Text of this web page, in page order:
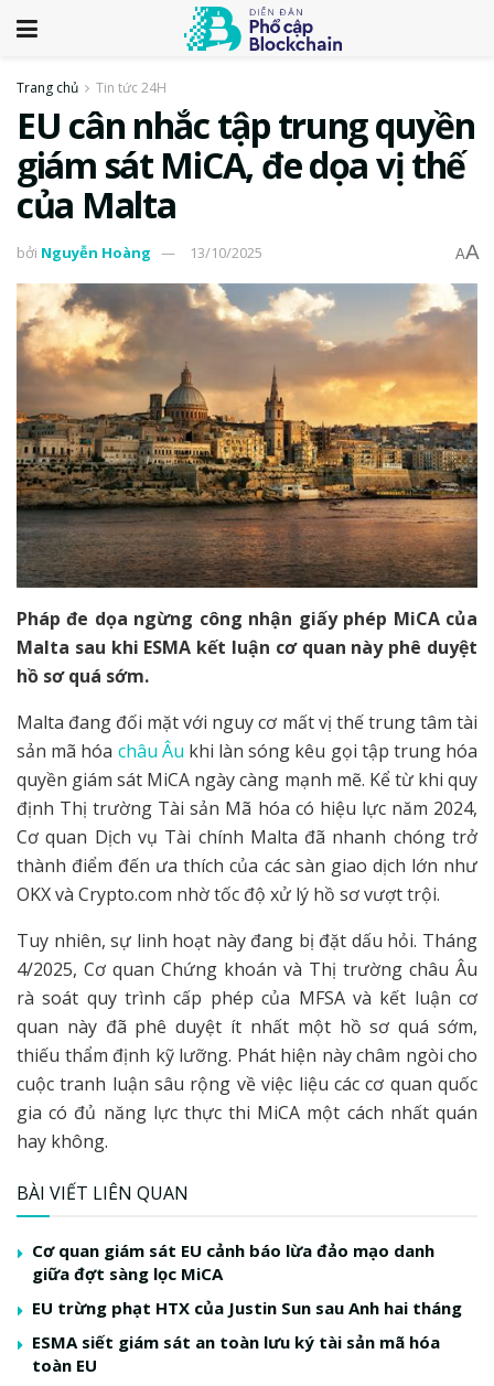
Trang chủ Tin tức 24H
EU cân nhắc tập trung quyền
giám sát MiCA, đe dọa vị thế
của Malta
bởi Nguyễn Hoàng 13/10/2025 AA
Pháp đe dọa ngừng công nhận giấy phép MiCA của
Malta sau khi ESMA kết luận cơ quan này phê duyệt
hồ sơ quá sớm.
Malta đang đối mặt với nguy cơ mất vị thế trung tâm tài
sản mã hóa châu Âu khi làn sóng kêu gọi tập trung hóa
quyền giám sát MiCA ngày càng mạnh mẽ. Kể từ khi quy
định Thị trường Tài sản Mã hóa có hiệu lực năm 2024,
Cơ quan Dịch vụ Tài chính Malta đã nhanh chóng trở
thành điểm đến ưa thích của các sàn giao dịch lớn như
OKX và Crypto.com nhờ tốc độ xử lý hồ sơ vượt trội.
Tuy nhiên, sự linh hoạt này đang bị đặt dấu hỏi. Tháng
4/2025, Cơ quan Chứng khoán và Thị trường châu Âu
rà soát quy trình cấp phép của MFSA và kết luận cơ
quan này đã phê duyệt ít nhất một hồ sơ quá sớm,
thiếu thẩm định kỹ lưỡng. Phát hiện này châm ngòi cho
cuộc tranh luận sâu rộng về việc liệu các cơ quan quốc
gia có đủ năng lực thực thi MiCA một cách nhất quán
hay không.
BÀI VIẾT LIÊN QUAN
Cơ quan giám sát EU cảnh báo lừa đảo mạo danh
giữa đợt sàng lọc MiCA
EU trừng phạt HTX của Justin Sun sau Anh hai tháng
ESMA siết giám sát an toàn lưu ký tài sản mã hóa
toàn EU